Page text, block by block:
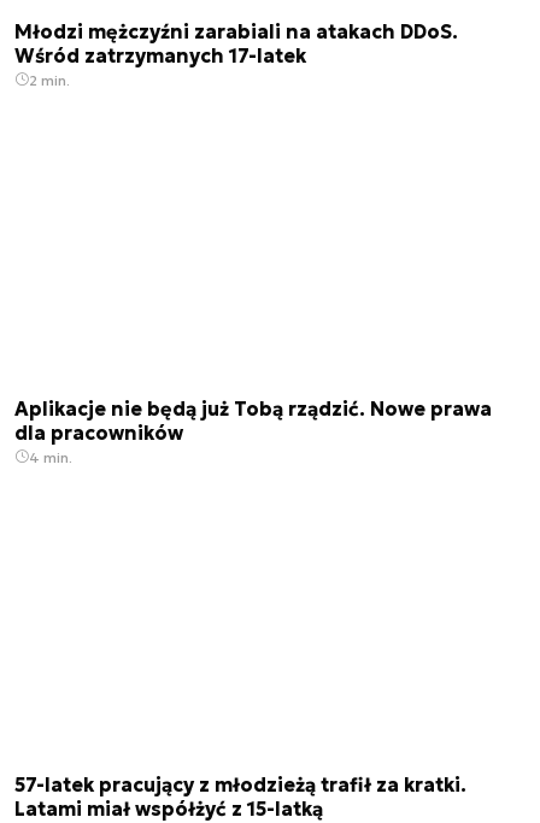
Młodzi mężczyźni zarabiali na atakach DDoS.
Wśród zatrzymanych 17-latek
2 min.
Aplikacje nie będą już Tobą rządzić. Nowe prawa
dla pracowników
4 min.
57-latek pracujący z młodzieżą trafił za kratki.
Latami miał współżyć z 15-latką